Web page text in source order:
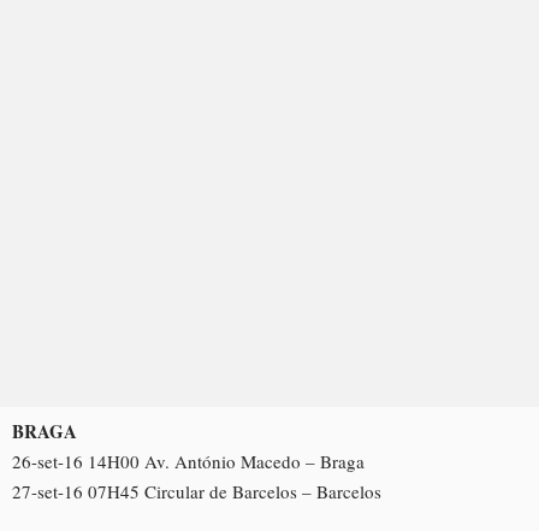
BRAGA
26-set-16 14H00 Av. António Macedo – Braga
27-set-16 07H45 Circular de Barcelos – Barcelos